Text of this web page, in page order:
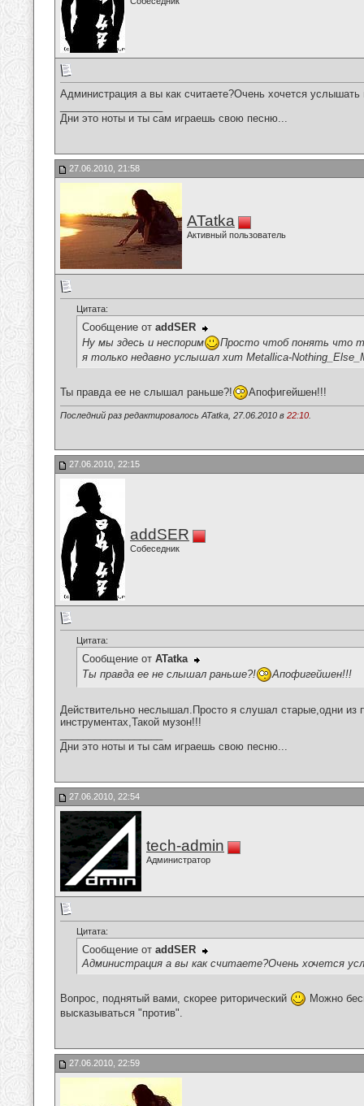
Администрация а вы как считаете?Очень хочется
Дни это ноты и ты сам играешь свою песню...
27.06.2010, 21:58
ATatka
Активный пользователь
Цитата:
Сообщение от addSER
Ну мы здесь и неспорим
Просто чтоб понять что
я только недавно услышал хит Metallica-
Ты правда ее не слышал раньше?! Апофигейшен!!!
Последний раз редактировалось ATatka, 27.06.2010 в 22:10
27.06.2010, 22:15
addSER
Собеседник
Цитата:
Сообщение от ATatka
Ты правда ее не слышал раньше?!
Апофигейшен!!!
Действительно неслышал.Просто я слушал старые,одни из
инструментах,Такой музон!!!
Дни это ноты и ты сам играешь свою песню...
27.06.2010, 22:54
tech-admin
Администратор
Цитата:
Сообщение от addSER
Администрация а вы как считаете?Очень хочется
Вопрос, поднятый вами, скорее риторический
Можно
высказываться "против".
27.06.2010, 22:59